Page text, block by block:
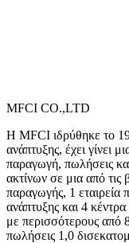
MFCI CO.,LTD
Η MFCI ιδρύθηκε το
ανάπτυξης, έχει γίνει
παραγωγή, πωλήσεις
ακτίνων σε μια από τις
παραγωγής, 1 εταιρεία
ανάπτυξης και 4
με περισσότερους από
πωλήσεις 1,0